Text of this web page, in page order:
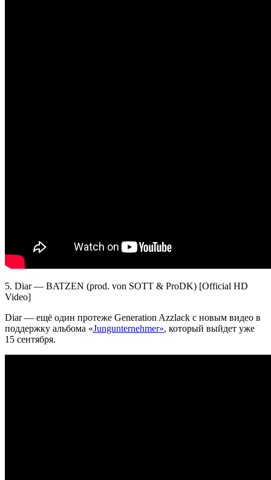
5. Diar — BATZEN (prod. von SOTT & ProDK) [Official HD
Video]
Diar— ещё один протеже Generation Azzlack с новым видео в
поддержку альбома «Jungunternehmer», который выйдет уже
15 сентября.